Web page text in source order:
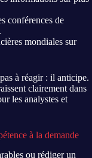
conférences de
mondiales sur
à réagir : il anticipe.
clairement dans
les analystes et
à la demande
ou rédiger un